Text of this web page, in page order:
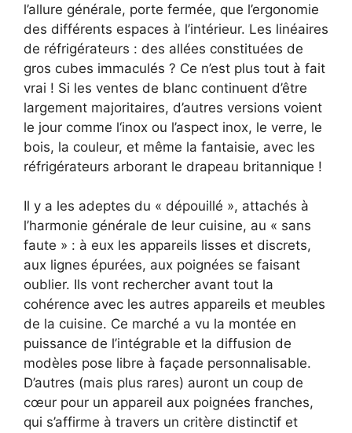
l’allure générale, porte fermée, que l’ergonomie
des différents espaces à l’intérieur. Les linéaires
de réfrigérateurs : des allées constituées de
gros cubes immaculés ? Ce n’est plus tout à fait
vrai ! Si les ventes de blanc continuent d’être
largement majoritaires, d’autres versions voient
le jour comme l‘inox ou l’aspect inox, le verre, le
bois, la couleur, et même la fantaisie, avec les
réfrigérateurs arborant le drapeau britannique !
Il y a les adeptes du « dépouillé », attachés à
l’harmonie générale de leur cuisine, au « sans
faute » : à eux les appareils lisses et discrets,
aux lignes épurées, aux poignées se faisant
oublier. Ils vont rechercher avant tout la
cohérence avec les autres appareils et meubles
de la cuisine. Ce marché a vu la montée en
puissance de l’intégrable et la diffusion de
modèles pose libre à façade personnalisable.
D’autres (mais plus rares) auront un coup de
cœur pour un appareil aux poignées franches,
qui s’affirme à travers un critère distinctif et